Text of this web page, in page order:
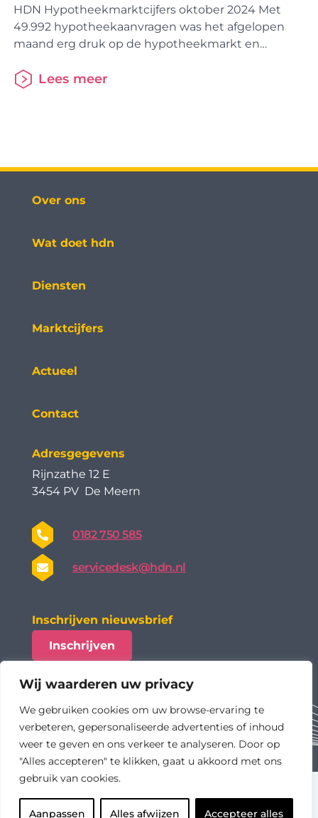
Wij waarderen uw privacy
We gebruiken cookies om uw browse-ervaring te
verbeteren, gepersonaliseerde advertenties of inhoud
weer te geven en ons verkeer te analyseren. Door op
"Alles accepteren" te klikken, gaat u akkoord met ons
gebruik van cookies.
Aanpassen Alles afwijzen Accepteer alles
HDN Hypotheekmarktcijfers oktober 2024 Met
49.992 hypotheekaanvragen was het afgelopen
maand erg druk op de hypotheekmarkt en
oktober vorig jaar toen de teller op 33.500
Lees meer
Over ons
Wat doet hdn
Diensten
Marktcijfers
Actueel
Contact
Adresgegevens
Rijnzathe 12 E
3454 PV De Meern
0182 750 585
servicedesk@hdn.nl
Inschrijven nieuwsbrief
Inschrijven
privacy statement